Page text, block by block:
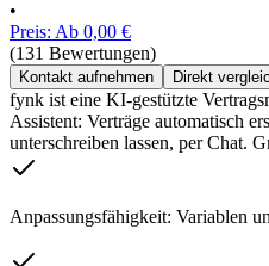
•
Preis: Ab 0,00 €
(131 Bewertungen)
Kontakt aufnehmen Direkt
fynk ist eine KI-gestützte
Assistent: Verträge automatisch
unterschreiben lassen, per Chat.
Anpassungsfähigkeit: Variablen